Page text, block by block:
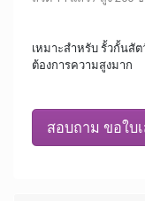
เหมาะสำหรับ รั้วกั้นสั
ต้องการความสูงมาก
สอบถาม ขอใบ